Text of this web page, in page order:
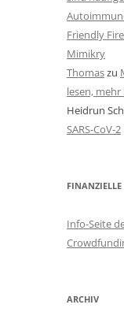
Friendly Fire
Mimikry
Thomaszu
lesen,
Heidrun
SARS-CoV-2
FINANZIELLE
Info-Seite
ARCHIV